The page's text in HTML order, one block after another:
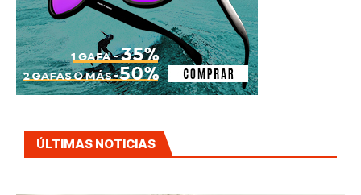
ÚLTIMAS NOTICIAS